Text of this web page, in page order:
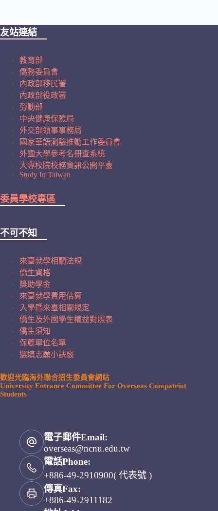
友站連結
教育部
僑務委員會
內政部移民署
內政部役政署
勞動部
中央健康保險局
外交部領事事務局
國家華語測驗推動工作委員會
外國大學參考名冊查系統
大專校院校務資訊公開平臺
Study In Taiwan
委員學校專區
不可不知
來臺就學相關法規
僑生資格
獎助學金
來臺就學費用估算
入學暨來臺相關規定
僑生及外國學生權益對照表
僑生須知
保薦單位名單
選填志願小訣竅
歡迎光臨海外聯合招生委員會網站
University Entrance Committee For Overseas Compatriot
Students
電子郵件Email:
overseas@ncnu.edu.tw
電話Phone:
+886-49-2910900( 代表號 )
傳真Fax:
+886-49-2911182